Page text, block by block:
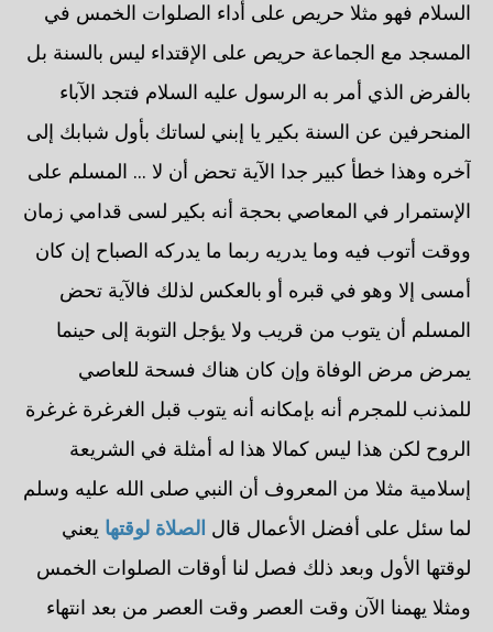
السلام فهو مثلا حريص على أداء الصلوات الخمس في
المسجد مع الجماعة حريص على الإقتداء ليس بالسنة بل
بالفرض الذي أمر به الرسول عليه السلام فتجد الآباء
المنحرفين عن السنة بكير يا إبني لساتك بأول شبابك إلى
آخره وهذا خطأ كبير جدا الآية تحض أن لا ... المسلم على
الإستمرار في المعاصي بحجة أنه بكير لسى قدامي زمان
ووقت أتوب فيه وما يدريه ربما ما يدركه الصباح إن كان
أمسى إلا وهو في قبره أو بالعكس لذلك فالآية تحض
المسلم أن يتوب من قريب ولا يؤجل التوبة إلى حينما
يمرض مرض الوفاة وإن كان هناك فسحة للعاصي
للمذنب للمجرم أنه بإمكانه أنه يتوب قبل الغرغرة غرغرة
الروح لكن هذا ليس كمالا هذا له أمثلة في الشريعة
إسلامية مثلا من المعروف أن النبي صلى الله عليه وسلم
لما سئل على أفضل الأعمال قال الصلاة لوقتها يعني
لوقتها الأول وبعد ذلك فصل لنا أوقات الصلوات الخمس
ومثلا يهمنا الآن وقت العصر وقت العصر من بعد انتهاء